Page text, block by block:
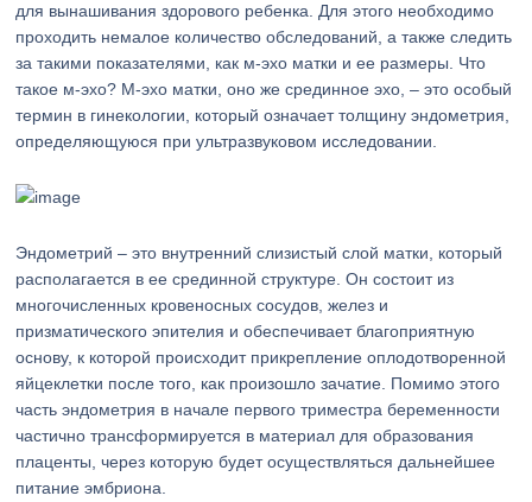
для вынашивания здорового ребенка. Для этого необходимо
проходить немалое количество обследований, а также следить
за такими показателями, как м-эхо матки и ее размеры. Что
такое м-эхо? М-эхо матки, оно же срединное эхо, – это особый
термин в гинекологии, который означает толщину эндометрия,
определяющуюся при ультразвуковом исследовании.
Эндометрий – это внутренний слизистый слой матки, который
располагается в ее срединной структуре. Он состоит из
многочисленных кровеносных сосудов, желез и
призматического эпителия и обеспечивает благоприятную
основу, к которой происходит прикрепление оплодотворенной
яйцеклетки после того, как произошло зачатие. Помимо этого
часть эндометрия в начале первого триместра беременности
частично трансформируется в материал для образования
плаценты, через которую будет осуществляться дальнейшее
питание эмбриона.